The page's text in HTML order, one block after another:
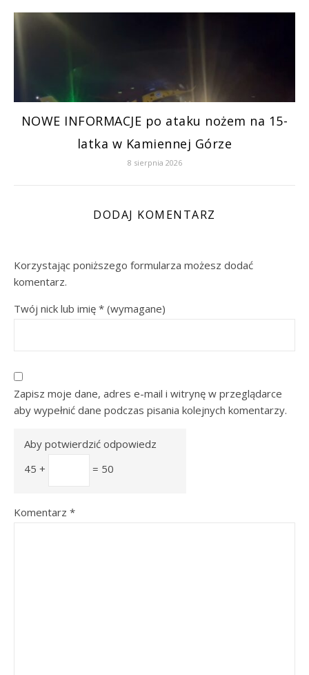
NOWE INFORMACJE po ataku nożem na 15-
latka w Kamiennej Górze
8 sierpnia 2026
DODAJ KOMENTARZ
Korzystając poniższego formularza możesz dodać
komentarz.
Twój nick lub imię * (wymagane)
Zapisz moje dane, adres e-mail i witrynę w przeglądarce
aby wypełnić dane podczas pisania kolejnych komentarzy.
Aby potwierdzić odpowiedz
45 +
= 50
Komentarz *